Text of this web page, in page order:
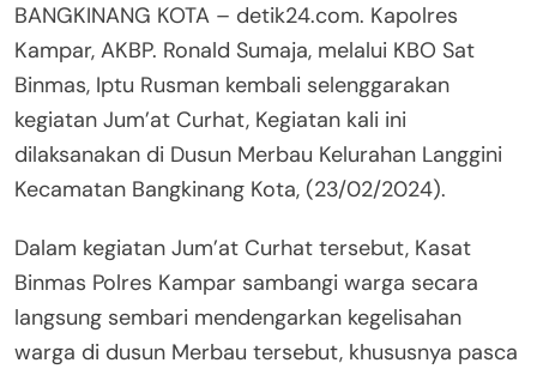
BANGKINANG KOTA – detik24.com. Kapolres
Kampar, AKBP. Ronald Sumaja, melalui KBO Sat
Binmas, Iptu Rusman kembali selenggarakan
kegiatan Jum’at Curhat, Kegiatan kali ini
dilaksanakan di Dusun Merbau Kelurahan Langgini
Kecamatan Bangkinang Kota, (23/02/2024).
Dalam kegiatan Jum’at Curhat tersebut, Kasat
Binmas Polres Kampar sambangi warga secara
langsung sembari mendengarkan kegelisahan
warga di dusun Merbau tersebut, khususnya pasca